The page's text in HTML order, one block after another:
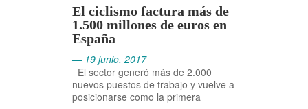
El ciclismo factura más de
1.500 millones de euros en
España
— 19 junio, 2017
El sector generó más de 2.000
nuevos puestos de trabajo y vuelve a
posicionarse como la primera